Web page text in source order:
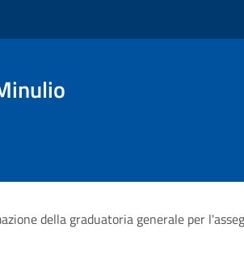
della graduatoria generale per